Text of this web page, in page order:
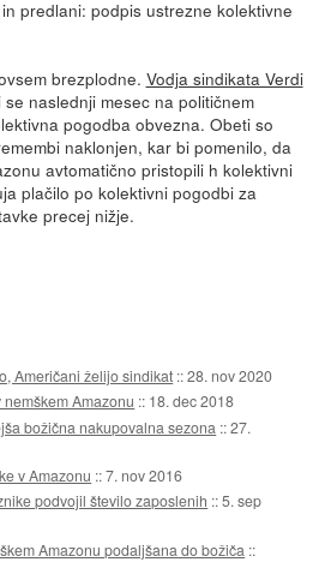
predlani: podpis ustrezne kolektivne
brezplodne. Vodja sindikata Verdi
naslednji mesec na političnem
pogodba obvezna. Obeti so
naklonjen, kar bi pomenilo, da
avtomatično pristopili h kolektivni
plačilo po kolektivni pogodbi za
precej nižje.
Američani želijo sindikat ::28. nov 2020
Amazonu :: 18. dec 2018
božična nakupovalna sezona ::27.
v Amazonu ::7. nov 2016
podvojil število zaposlenih ::5. sep
Amazonu podaljšana do božiča ::